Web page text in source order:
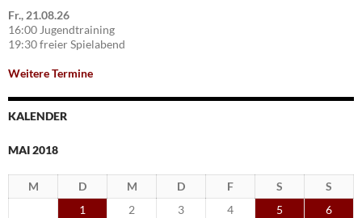
Fr., 21.08.26
16:00 Jugendtraining
19:30 freier Spielabend
Weitere Termine
KALENDER
MAI 2018
M D M D F S
S
1
2 3 4 5
6